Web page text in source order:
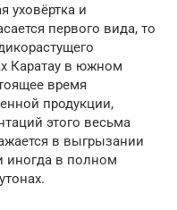
уховёртка и
первого вида, то
Каратау в южном
время
продукции,
этого весьма
в выгрызании
иногда в полном